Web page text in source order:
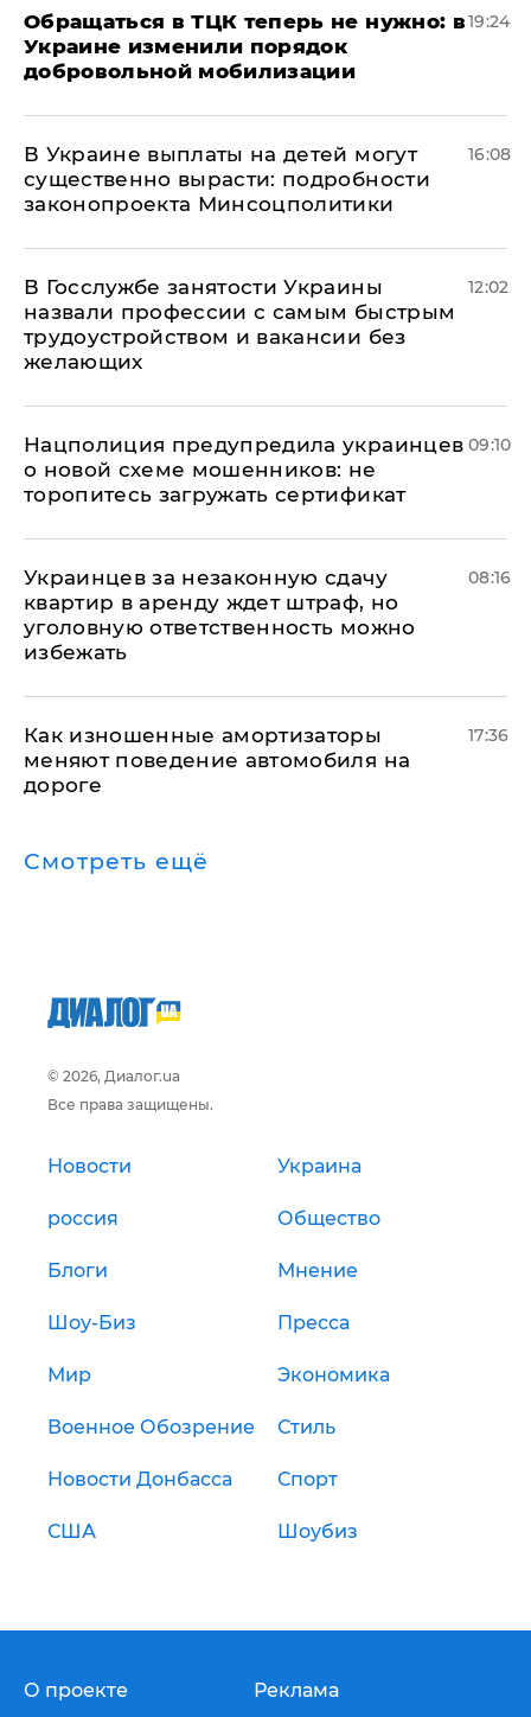
Обращаться в ТЦК теперь не нужно: в
Украине изменили порядок
добровольной мобилизации
19:24
В Украине выплаты на детей могут
существенно вырасти: подробности
законопроекта Минсоцполитики
16:08
В Госслужбе занятости Украины
назвали профессии с самым быстрым
трудоустройством и вакансии без
желающих
12:02
Нацполиция предупредила украинцев
о новой схеме мошенников: не
торопитесь загружать сертификат
09:10
Украинцев за незаконную сдачу
квартир в аренду ждет штраф, но
уголовную ответственность можно
избежать
08:16
Как изношенные амортизаторы
меняют поведение автомобиля на
дороге
17:36
Смотреть ещё
© 2026, Диалог.ua
Все права защищены.
Новости Украина
россия Общество
Блоги Мнение
Шоу-Биз Пресса
Мир Экономика
Военное Обозрение Стиль
Новости Донбасса Спорт
США Шоубиз
О проекте Реклама